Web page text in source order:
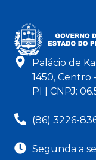
Palácio de
1450, Centro
PI | CNPJ:
(86) 3226-
Segunda a